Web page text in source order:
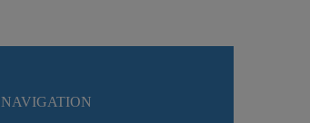
NAVIGATION